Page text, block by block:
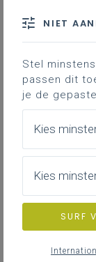
Onderzoek
NIET
Stel
passen dit
je de
Kies
Kies
SURF